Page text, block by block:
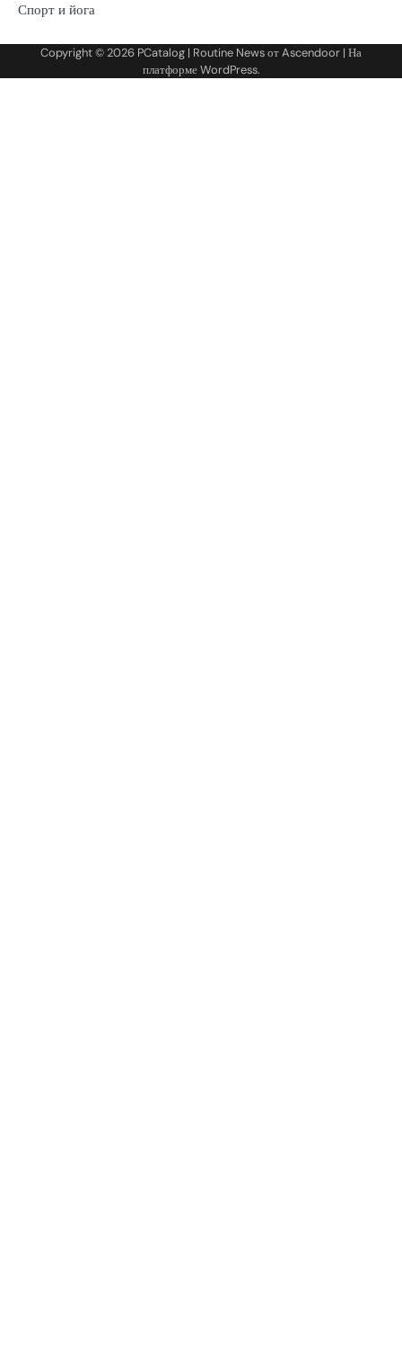
Спорт и йога
Copyright © 2026 PCatalog | Routine News отAscendoor | На
платформеWordPress.